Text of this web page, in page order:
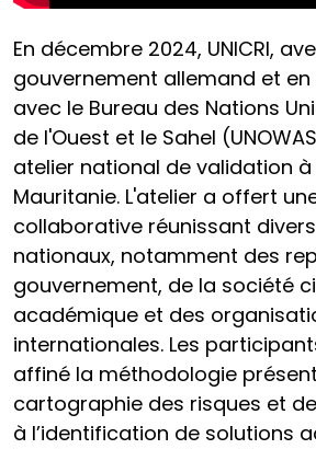
En décembre 2024, UNICRI,
gouvernement allemand et
avec le Bureau des Nations
de l'Ouest et le Sahel
atelier national de validation
Mauritanie. L'atelier a offert
collaborative réunissant
nationaux, notamment des
gouvernement, de la société
académique et des
internationales. Les
affiné la méthodologie
cartographie des risques et
à l’identification de solutions